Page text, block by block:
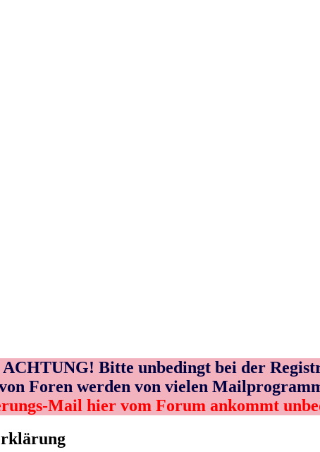
ACHTUNG! Bitte unbedingt bei der
Foren werden von vielen
Mail hier vom Forum ankommt